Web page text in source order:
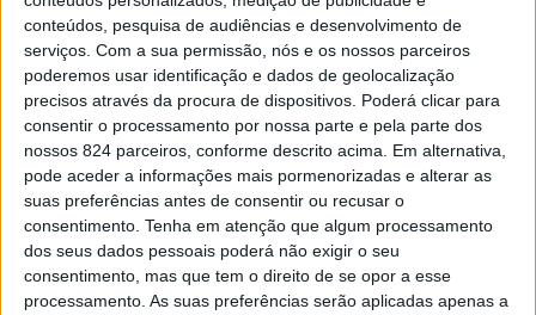
conteúdos, pesquisa de audiências e desenvolvimento de
serviços. Com a sua permissão, nós e os nossos parceiros
poderemos usar identificação e dados de geolocalização
precisos através da procura de dispositivos. Poderá clicar para
consentir o processamento por nossa parte e pela parte dos
nossos 824 parceiros, conforme descrito acima. Em alternativa,
pode aceder a informações mais pormenorizadas e alterar as
suas preferências antes de consentir ou recusar o
consentimento. Tenha em atenção que algum processamento
dos seus dados pessoais poderá não exigir o seu
consentimento, mas que tem o direito de se opor a esse
processamento. As suas preferências serão aplicadas apenas a
Com encontro marcado a partir das 18h de 5 de
Dezembro – sexta-feira, o evento vai juntar produtores,
chefs e visitantes numa celebração do que de melhor se
faz na região.
Para complementar a oferta, o parque descoberto do
Convento de São Francisco vai transformar-se num